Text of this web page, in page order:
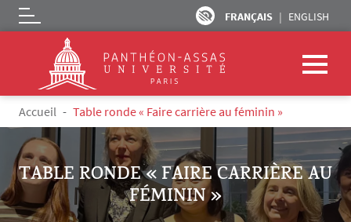
Aller au contenu principal
FRANÇAIS ENGLISH
Logo
Fil d'Ariane
Accueil Table ronde « Faire carrière au féminin »
TABLE RONDE « FAIRE CARRIÈRE AU
FÉMININ »